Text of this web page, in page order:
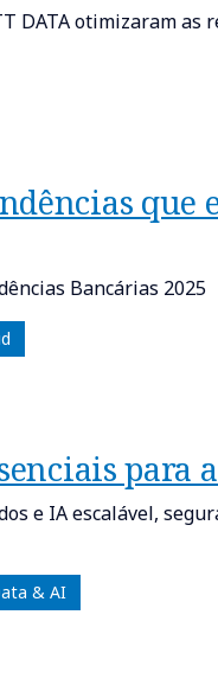
DATA otimizaram as
que
Bancárias 2025
para
e IA escalável,
& AI